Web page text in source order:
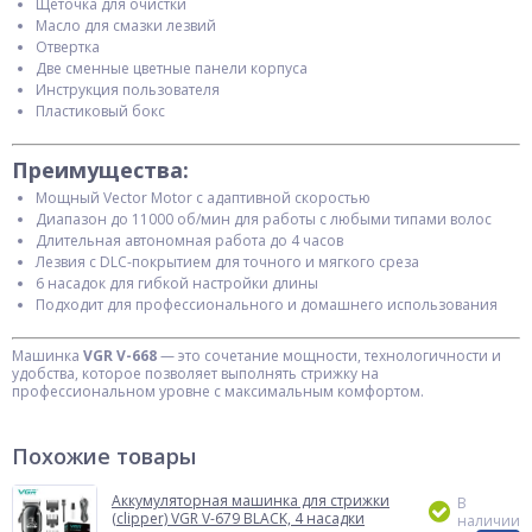
Щёточка для очистки
Масло для смазки лезвий
Отвертка
Две сменные цветные панели корпуса
Инструкция пользователя
Пластиковый бокс
Преимущества:
Мощный Vector Motor с адаптивной скоростью
Диапазон до 11000 об/мин для работы с любыми типами волос
Длительная автономная работа до 4 часов
Лезвия с DLC-покрытием для точного и мягкого среза
6 насадок для гибкой настройки длины
Подходит для профессионального и домашнего использования
Машинка VGR V-668— это сочетание мощности, технологичности и
удобства, которое позволяет выполнять стрижку на
профессиональном уровне с максимальным комфортом.
Похожие товары
Аккумуляторная машинка для стрижки
(clipper) VGR V-679 BLACK, 4 насадки
В
наличии